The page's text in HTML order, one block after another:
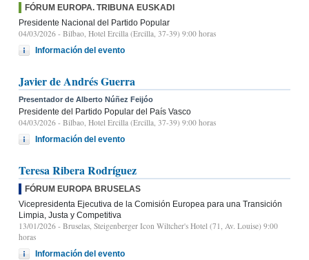
FÓRUM EUROPA. TRIBUNA EUSKADI
Presidente Nacional del Partido Popular
04/03/2026 - Bilbao, Hotel Ercilla (Ercilla, 37-39) 9:00 horas
Información del evento
Javier de Andrés Guerra
Presentador de Alberto Núñez Feijóo
Presidente del Partido Popular del País Vasco
04/03/2026 - Bilbao, Hotel Ercilla (Ercilla, 37-39) 9:00 horas
Información del evento
Teresa Ribera Rodríguez
FÓRUM EUROPA BRUSELAS
Vicepresidenta Ejecutiva de la Comisión Europea para una Transición
Limpia, Justa y Competitiva
13/01/2026 - Bruselas, Steigenberger Icon Wiltcher's Hotel (71, Av. Louise) 9:00
horas
Información del evento